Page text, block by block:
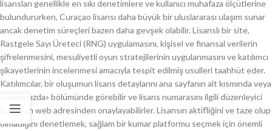
lisansları genellikle en sıkı denetimlere ve kullanıcı muhafaza ölçütlerine
bulundururken, Curaçao lisansı daha büyük bir uluslararası ulaşım sunar
ancak denetim süreçleri bazen daha gevşek olabilir. Lisanslı bir site,
Rastgele Sayı Üreteci (RNG) uygulamasını, kişisel ve finansal verilerin
şifrelenmesini, mesuliyetli oyun stratejilerinin uygulanmasını ve katılımcı
şikayetlerinin incelenmesi amacıyla tespit edilmiş usulleri taahhüt eder.
Katılımcılar, bir oluşumun lisans detaylarını ana sayfanın alt kısmında veya
«Hakkımızda» bölümünde görebilir ve lisans numarasını ilgili düzenleyici
kurumun web adresinden onaylayabilirler. Lisansın aktifliğini ve taze olup
olmadığını denetlemek, sağlam bir kumar platformu seçmek için önemli